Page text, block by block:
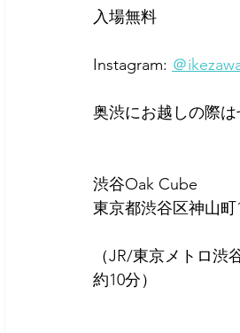
入場無料
Instagram: ＠
奥渋にお越しの際
渋谷Oak Cube
東京都渋谷区神山町
（JR/東京メトロ
約10分）